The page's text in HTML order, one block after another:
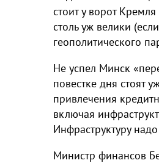
стоит у ворот
столь уж велики
геополитического
Не успел Минск
повестке дня стоят
привлечения
включая
Инфраструктуру
Министр финансов